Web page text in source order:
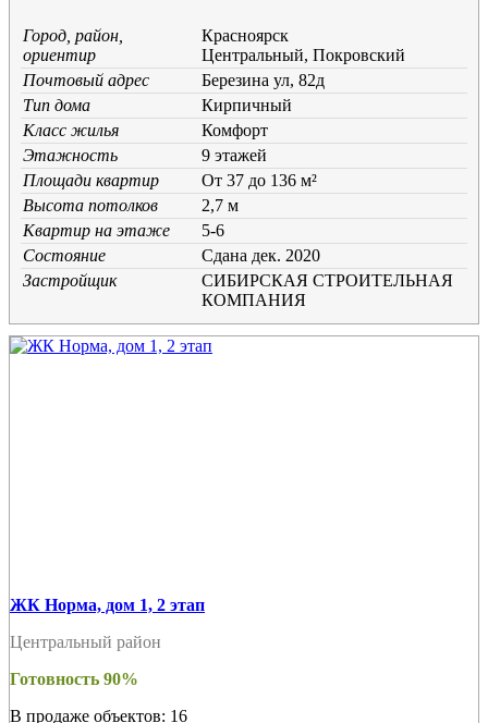
Город, район,
ориентир
Красноярск
Центральный, Покровский
Почтовый адрес
Березина ул, 82д
Тип дома
Кирпичный
Класс жилья
Комфорт
Этажность
9 этажей
Площади квартир
От 37 до 136 м²
Высота потолков
2,7 м
Квартир на этаже
5-6
Состояние
Cдана дек. 2020
Застройщик
СИБИРСКАЯ CТРОИТЕЛЬНАЯ
КОМПАНИЯ
ЖК Норма, дом 1, 2 этап
Центральный район
Готовность 90%
В продаже объектов: 16